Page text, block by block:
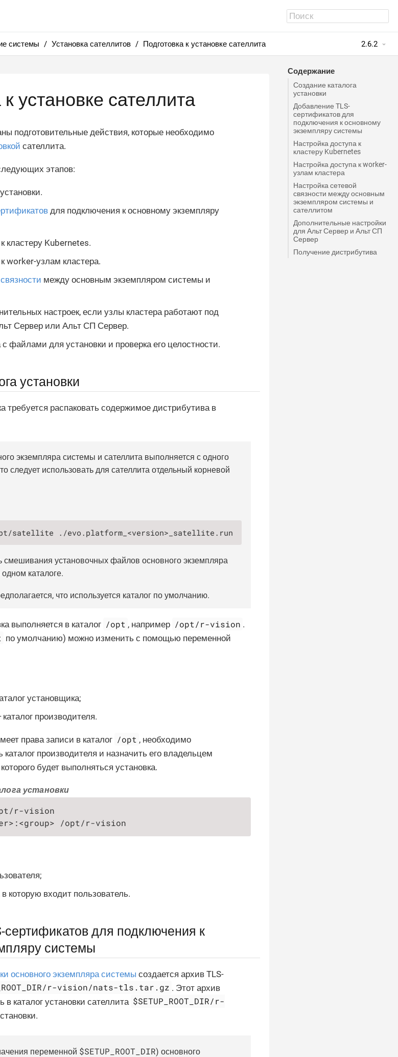
системы Установка сателлитов Подготовка к установке сателлита 2.6.2
Содержание
Создание каталога
установки
Добавление TLS-
сертификатов для
подключения к основному
экземпляру системы
Настройка доступа к
кластеру Kubernetes
Настройка доступа к worker-
узлам кластера
Настройка сетевой
связности между основным
экземпляром системы и
сателлитом
Дополнительные настройки
для Альт Сервер и Альт СП
Сервер
Получение дистрибутива
установке сателлита
подготовительные действия, которые необходимо
сателлита.
этапов:
для подключения к основному экземпляру
кластеру Kubernetes.
worker-узлам кластера.
между основным экземпляром системы и
настроек, если узлы кластера работают под
Сервер или Альт СП Сервер.
с файлами для установки и проверка его целостности.
установки
требуется распаковать содержимое дистрибутива в
экземпляра системы и сателлита выполняется с одного
следует использовать для сателлита отдельный корневой
opt/satellite ./evo.platform_<version>_satellite.run
смешивания установочных файлов основного экземпляра
каталоге.
что используется каталог по умолчанию.
выполняется в каталог /opt , например /opt/r-vision .
по умолчанию) можно изменить с помощью переменной
установщика;
каталог производителя.
права записи в каталог /opt , необходимо
каталог производителя и назначить его владельцем
будет выполняться установка.
установки
r-vision
/opt/r-vision
в которую входит пользователь.
сертификатов для подключения к
системы
основного экземпляра системы создается архив TLS-
r-vision/nats-tls.tar.gz . Этот архив
в каталог установки сателлита $SETUP_ROOT_DIR/r-
переменной $SETUP_ROOT_DIR) основного